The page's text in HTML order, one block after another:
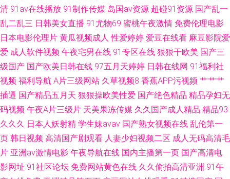
91老湿机 日韩黄址 俺去也综合网 亚欧成人毛片 www骚逼尤物视频 日韩精
品网站 草莓逼网络 色鬼综合网 福利片父女 亚洲av褔利专区 肏屄肏肏 日韩五
清 91av在线播放 91制作传媒 岛国av资源 超碰91资源 国产乱一
乱二乱三 日韩美女直播 91尤物69 蜜桃午夜激情 免费伦理电影
日本电影伦理片 黄瓜视频成人 性爱婷婷 爱豆在线看 麻豆影院爱
爱 成人软件视频 午夜宅男在线 91专区在线 狠狠干欧美 国产三
级国产 国产欧美日韩在线 97五月天婷婷 日韩在线网 91福利社
视频 福利导航 A片三级网站 久草视频8 香蕉APP污视频 艹艹艹
插逼 国产精品五月天 狠狠操欧美性爱 国产绝色精品 精品孕妇无
码视频 午夜A片三级片 天美果冻传媒 久久国产成人精品 精品93
久久久 日本人妖射精 学生妹avav 国产熟女视频在线 乱伦第一
页 韩日视频 高清国产剧观看 人妻少妇视频二区 成人无码高清毛
片 亚洲av激情电影 午夜导航在线 国内主播第一页 国产高清电
影网址 91社区论坛 免费网站黄色在线 久久偷拍高清亚洲 91午